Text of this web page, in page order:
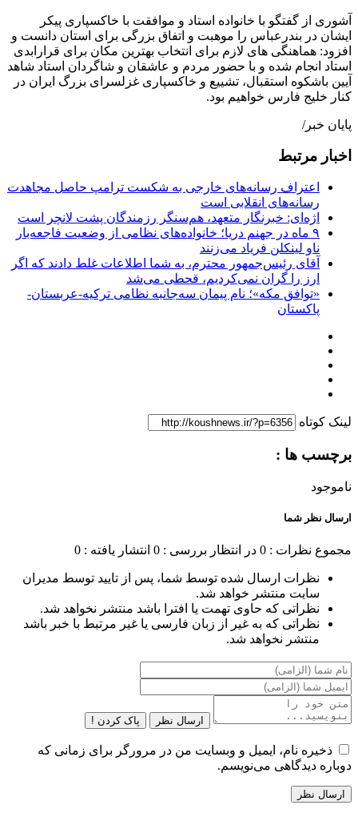
آشوری از گفتگو با خانواده استاد و موافقت با خاکسپاری پیکر
ایشان در بندرعباس را موهبت و اتفاق بزرگی برای استان دانست و
افزود: هماهنگی های لازم برای انتخاب بهترین مکان برای قرارابدی
استاد انجام شده و با حضور مردم و عاشقان و شاگردان استاد شاهد
آیین باشکوه استقبال، تشییع و خاکسپاری غزلسرای بزرگ ایران در
کنار خلیج فارس خواهیم بود.
پایان خبر/
اخبار مرتبط
اعتراف رسانه‌های خارجی به شکست ترامپ حاصل مجاهدت
رسانه‌های انقلابی است
اژه‌ای: خبرنگار متعهد، هم‌سنگر رزمندگان پشت لانچر است
۹ ماه در جهنم دریا؛ خانواده‌های نظامی از وضعیت فاجعه‌بار
ناو لینکلن فریاد می‌زنند
آقای رئیس‌جمهور محترم، به شما اطلاعات غلط دادند که اگر
ارز را گران نمی‌کردیم، قحطی می‌شد
«توافق مکه»؛ نام پیمان سه‌جانبه نظامی ترکیه-عربستان-
پاکستان
لینک کوتاه
برچسب ها :
ناموجود
ارسال نظر شما
مجموع نظرات : 0 در انتظار بررسی : 0 انتشار یافته : 0
نظرات ارسال شده توسط شما، پس از تایید توسط مدیران
سایت منتشر خواهد شد.
نظراتی که حاوی تهمت یا افترا باشد منتشر نخواهد شد.
نظراتی که به غیر از زبان فارسی یا غیر مرتبط با خبر باشد
منتشر نخواهد شد.
ارسال نظر پاک کردن !
ذخیره نام، ایمیل و وبسایت من در مرورگر برای زمانی که
دوباره دیدگاهی می‌نویسم.